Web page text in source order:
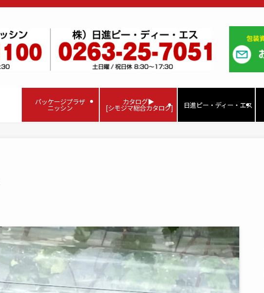
パッケージプラザ
ニッシン
カタログ▶
[シモジマ総合カタログ] 日進ピー・ディー・エス